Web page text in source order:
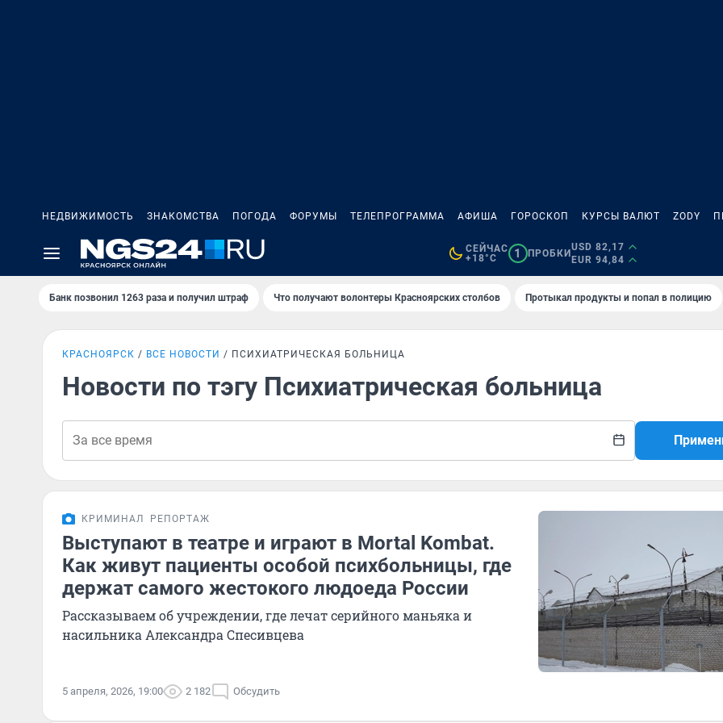
НЕДВИЖИМОСТЬ ЗНАКОМСТВА ПОГОДА ФОРУМЫ ТЕЛЕПРОГРАММА АФИША ГОРОСКОП КУРСЫ ВАЛЮТ ZODY
СЕЙЧАС
+18°C
1 ПРОБКИ
USD 82,17
EUR 94,84
Банк позвонил 1263 раза и получил штраф Что получают волонтеры Красноярских столбов Протыкал продукты и попал в полицию
КРАСНОЯРСК ВСЕ НОВОСТИ ПСИХИАТРИЧЕСКАЯ БОЛЬНИЦА
Новости по тэгу Психиатрическая больница
КРИМИНАЛ РЕПОРТАЖ
Выступают в театре и играют в Mortal Kombat.
Как живут пациенты особой психбольницы, где
держат самого жестокого людоеда России
Рассказываем об учреждении, где лечат серийного маньяка и
насильника Александра Спесивцева
5 апреля, 2026, 19:00 2 182 Обсудить